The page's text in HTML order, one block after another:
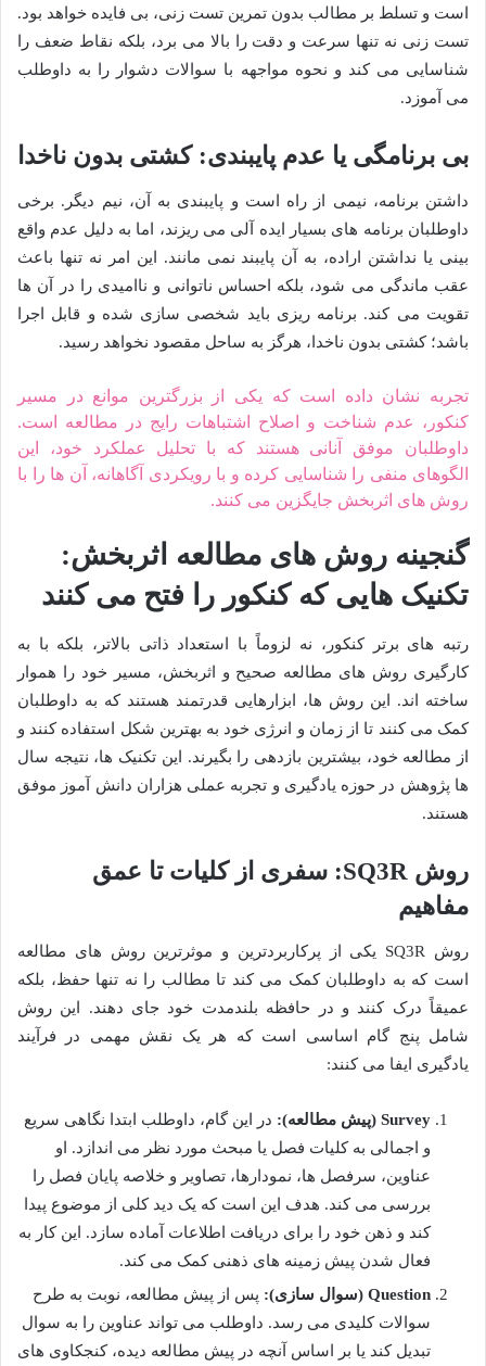
است و تسلط بر مطالب بدون تمرین تست زنی، بی فایده خواهد بود.
تست زنی نه تنها سرعت و دقت را بالا می برد، بلکه نقاط ضعف را
شناسایی می کند و نحوه مواجهه با سوالات دشوار را به داوطلب
می آموزد.
بی برنامگی یا عدم پایبندی: کشتی بدون ناخدا
داشتن برنامه، نیمی از راه است و پایبندی به آن، نیم دیگر. برخی
داوطلبان برنامه های بسیار ایده آلی می ریزند، اما به دلیل عدم واقع
بینی یا نداشتن اراده، به آن پایبند نمی مانند. این امر نه تنها باعث
عقب ماندگی می شود، بلکه احساس ناتوانی و ناامیدی را در آن ها
تقویت می کند. برنامه ریزی باید شخصی سازی شده و قابل اجرا
باشد؛ کشتی بدون ناخدا، هرگز به ساحل مقصود نخواهد رسید.
تجربه نشان داده است که یکی از بزرگترین موانع در مسیر
کنکور، عدم شناخت و اصلاح اشتباهات رایج در مطالعه است.
داوطلبان موفق آنانی هستند که با تحلیل عملکرد خود، این
الگوهای منفی را شناسایی کرده و با رویکردی آگاهانه، آن ها را با
روش های اثربخش جایگزین می کنند.
گنجینه روش های مطالعه اثربخش:
تکنیک هایی که کنکور را فتح می کنند
رتبه های برتر کنکور، نه لزوماً با استعداد ذاتی بالاتر، بلکه با به
کارگیری روش های مطالعه صحیح و اثربخش، مسیر خود را هموار
ساخته اند. این روش ها، ابزارهایی قدرتمند هستند که به داوطلبان
کمک می کنند تا از زمان و انرژی خود به بهترین شکل استفاده کنند و
از مطالعه خود، بیشترین بازدهی را بگیرند. این تکنیک ها، نتیجه سال
ها پژوهش در حوزه یادگیری و تجربه عملی هزاران دانش آموز موفق
هستند.
روش SQ3R: سفری از کلیات تا عمق
مفاهیم
روش SQ3R یکی از پرکاربردترین و موثرترین روش های مطالعه
است که به داوطلبان کمک می کند تا مطالب را نه تنها حفظ، بلکه
عمیقاً درک کنند و در حافظه بلندمدت خود جای دهند. این روش
شامل پنج گام اساسی است که هر یک نقش مهمی در فرآیند
یادگیری ایفا می کنند:
Survey (پیش مطالعه):
در این گام، داوطلب ابتدا نگاهی سریع
و اجمالی به کلیات فصل یا مبحث مورد نظر می اندازد. او
عناوین، سرفصل ها، نمودارها، تصاویر و خلاصه پایان فصل را
بررسی می کند. هدف این است که یک دید کلی از موضوع پیدا
کند و ذهن خود را برای دریافت اطلاعات آماده سازد. این کار به
فعال شدن پیش زمینه های ذهنی کمک می کند.
Question (سوال سازی):
پس از پیش مطالعه، نوبت به طرح
سوالات کلیدی می رسد. داوطلب می تواند عناوین را به سوال
تبدیل کند یا بر اساس آنچه در پیش مطالعه دیده، کنجکاوی های